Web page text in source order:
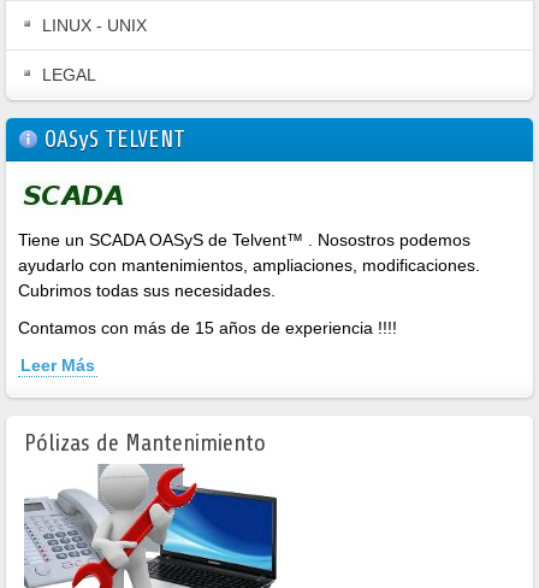
LINUX - UNIX
LEGAL
OASyS TELVENT
Tiene un SCADA OASyS de Telvent™ . Nosostros podemos
ayudarlo con mantenimientos, ampliaciones, modificaciones.
Cubrimos todas sus necesidades.
Contamos con más de 15 años de experiencia !!!!
Leer Más
Pólizas de Mantenimiento